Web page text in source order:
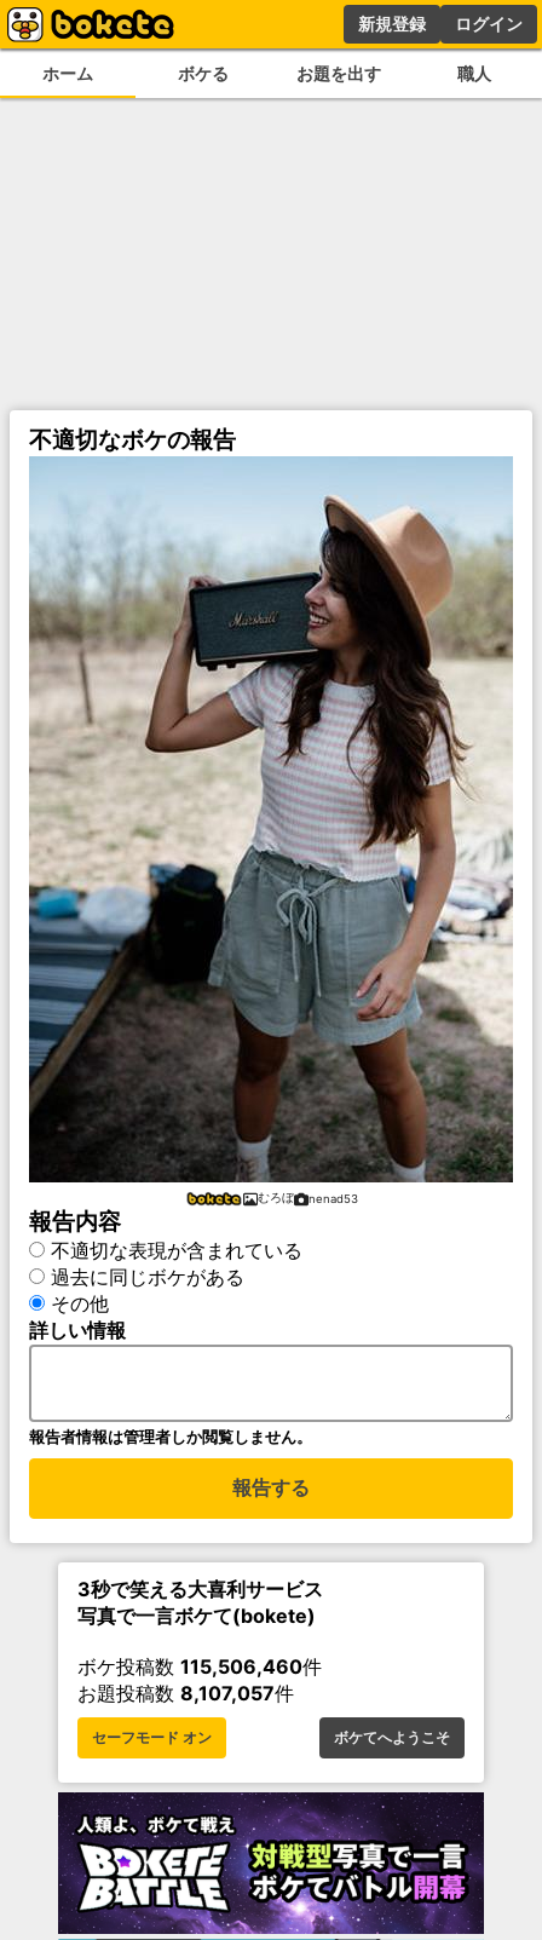
新規登録 ログイン
ホーム ボケる お題を出す 職人
不適切なボケの報告
むろぼ nenad53
報告内容
不適切な表現が含まれている
過去に同じボケがある
その他
詳しい情報
報告者情報は管理者しか閲覧しません。
報告する
3秒で笑える大喜利サービス
写真で一言ボケて(bokete)
ボケ投稿数 115,506,460件
お題投稿数 8,107,057件
セーフモード オン ボケてへようこそ